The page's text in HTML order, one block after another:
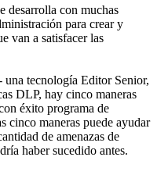
desarrolla con muchas
para crear y
van a satisfacer las
tecnología Editor Senior,
DLP, hay cinco maneras
éxito programa de
cinco maneras puede ayudar
de amenazas de
haber sucedido antes.